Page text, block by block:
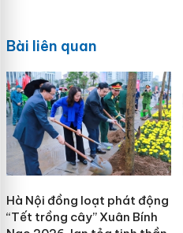
Bài liên quan
Hà Nội đồng loạt phát động
“Tết trồng cây” Xuân Bính